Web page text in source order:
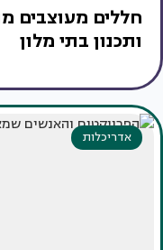
חללים מעוצבים
ותכנון בתי מלון
אדריכלות